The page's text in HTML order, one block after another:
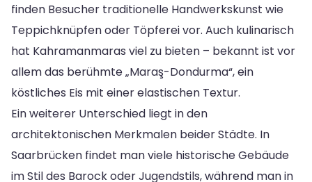
finden Besucher traditionelle Handwerkskunst wie
Teppichknüpfen oder Töpferei vor. Auch kulinarisch
hat Kahramanmaras viel zu bieten – bekannt ist vor
allem das berühmte „Maraş-Dondurma“, ein
köstliches Eis mit einer elastischen Textur.
Ein weiterer Unterschied liegt in den
architektonischen Merkmalen beider Städte. In
Saarbrücken findet man viele historische Gebäude
im Stil des Barock oder Jugendstils, während man in